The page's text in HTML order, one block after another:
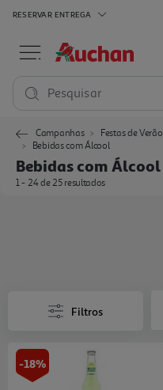
RESERVAR ENTREGA
Pesquisar
Campanhas Festas de Verão
Bebidas com Álcool
Bebidas com Álcool
1 - 24 de 25 resultados
Filtros
-18%